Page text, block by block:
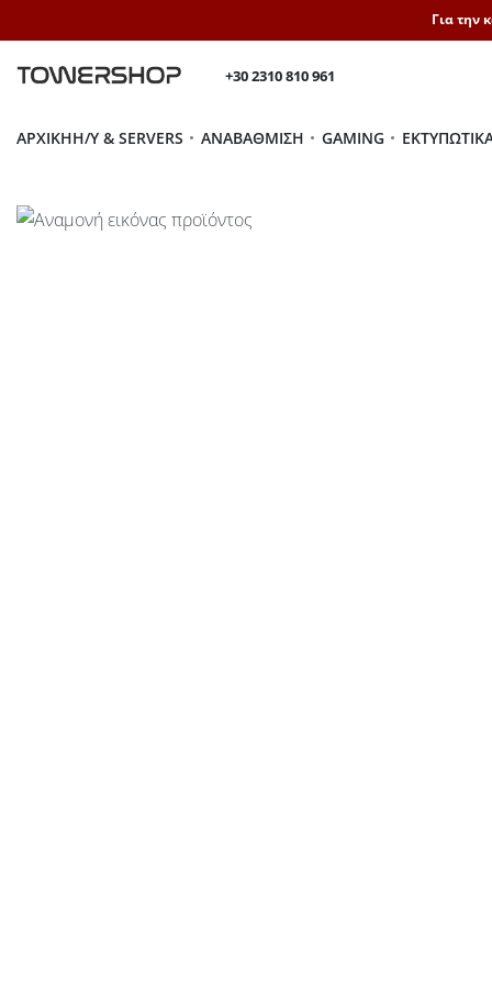
Για την
+30 2310 810 961
ΑΡΧΙΚΉH/Y & SERVERS ΑΝΑΒΆΘΜΙΣΗ GAMING